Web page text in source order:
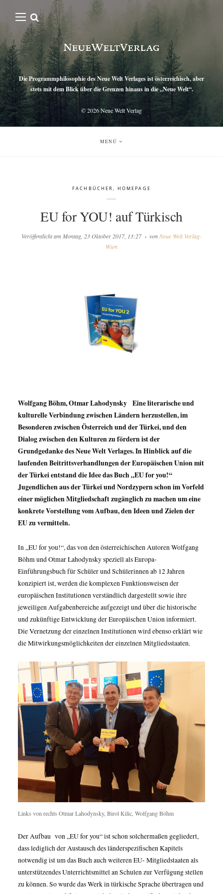
Die Programmphilosophie des Neue Welt Verlages ist österreichisch, aber
stets mit dem Blick über die Grenzen hinaus in die „Neue Welt“.
© 2026Neue Welt Verlag
MENÜ
FACHBÜCHER, HOMEPAGE
EU for YOU! auf Türkisch
Veröffentlicht am Montag, 23 Oktober 2017, 13:27 vonNeue Welt Verlag-
Wien
Wolfgang Böhm, Otmar Lahodynsky Eine literarische und
kulturelle Verbindung zwischen Ländern herzustellen, im
Besonderen zwischen Österreich und der Türkei, und den
Dialog zwischen den Kulturen zu fördern ist der
Grundgedanke des Neue Welt Verlages. In Hinblick auf die
laufenden Beitrittsverhandlungen der Europäischen Union mit
der Türkei entstand die Idee das Buch „EU for you!“
Jugendlichen aus der Türkei und Nordzypern schon im Vorfeld
einer möglichen Mitgliedschaft zugänglich zu machen um eine
konkrete Vorstellung vom Aufbau, den Ideen und Zielen der
EU zu vermitteln.
In „EU for you!“, das von den österreichischen Autoren Wolfgang
Böhm und Otmar Lahodynsky speziell als Europa-
Einführungsbuch für Schüler und Schülerinnen ab 12 Jahren
konzipiert ist, werden die komplexen Funktionsweisen der
europäischen Institutionen verständlich dargestellt sowie ihre
jeweiligen Aufgabenbereiche aufgezeigt und über die historische
und zukünftige Entwicklung der Europäischen Union informiert.
Die Vernetzung der einzelnen Institutionen wird ebenso erklärt wie
die Mitwirkungsmöglichkeiten der einzelnen Mitgliedsstaaten.
Links von rechts Otmar Lahodynsky, Birol Kilic, Wolfgang Böhm
Der Aufbau von „EU for you“ ist schon solchermaßen gegliedert,
dass lediglich der Austausch des länderspezifischen Kapitels
notwendig ist um das Buch auch weiteren EU- Mitgliedstaaten als
unterstützendes Unterrichtsmittel an Schulen zur Verfügung stellen
zu können. So wurde das Werk in türkische Sprache übertragen und